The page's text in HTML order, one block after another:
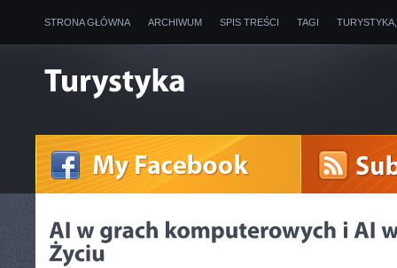
STRONA GŁÓWNA ARCHIWUM SPIS TREŚCI TAGI